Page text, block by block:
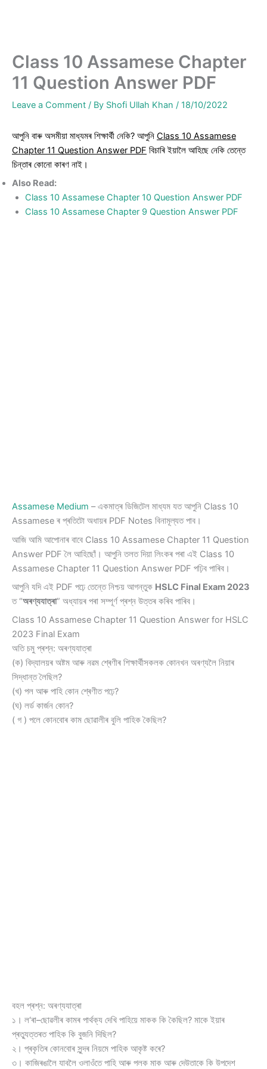
Class 10 Assamese Chapter
11 Question Answer PDF
Leave a Comment / By Shofi Ullah Khan / 18/10/2022
আপুনি বাৰু অসমীয়া মাধ্যমৰ শিক্ষাৰ্থী নেকি? আপুনি Class 10 Assamese
Chapter 11 Question Answer PDF বিচাৰি ইয়ালৈ আহিছে নেকি তেন্তে
চিন্তাৰ কোনো কাৰণ নাই।
Also Read:
Class 10 Assamese Chapter 10 Question Answer PDF
Class 10 Assamese Chapter 9 Question Answer PDF
Assamese Medium – একমাত্ৰ ডিজিটেল মাধ্যম যত আপুনি Class 10
Assamese ৰ প্ৰতিটো অধায়ৰ PDF Notes বিনামূল্যত পাব।
আজি আমি আপোনাৰ বাবে Class 10 Assamese Chapter 11 Question
Answer PDF লৈ আহিছোঁ। আপুনি তলত দিয়া লিংকৰ পৰা এই Class 10
Assamese Chapter 11 Question Answer PDF পঢ়িব পাৰিব।
আপুনি যদি এই PDF পঢ়ে তেন্তে নিশ্চয় আগন্তুক HSLC Final Exam 2023
ত “অৰণ্যযাত্ৰা” অধ্যায়ৰ পৰা সম্পূৰ্ণ প্ৰশ্ন উত্তৰ কৰিব পাৰিব।
Class 10 Assamese Chapter 11 Question Answer for HSLC
2023 Final Exam
অতি চমু প্ৰশ্ন: অৰণ্যযাত্ৰা
(ক) বিদ্যালয়ৰ অষ্টম আৰু নৱম শ্ৰেণীৰ শিক্ষাৰ্থীসকলক কোনখন অৰণ্যলৈ নিয়াৰ
সিদ্ধান্ত লৈছিল?
(খ) পল আৰু পাহি কোন শ্ৰেণীত পঢ়ে?
(ঘ) লৰ্ড কাৰ্জন কোন?
( গ ) পলে কোনবোৰ কাম ছোৱালীৰ বুলি পাহিক কৈছিল?
বহল প্ৰশ্ন: অৰণ্যযাত্ৰা
১। ল‘ৰা–ছোৱলীৰ কামৰ পাৰ্থক্য দেখি পাহিয়ে মাকক কি কৈছিল? মাকে ইয়াৰ
প্ৰত্যুত্তৰত পাহিক কি বুজনি দিছিল?
২। প্ৰকৃতিৰ কোনবোৰ সুন্দৰ নিয়মে পাহিক আকৃষ্ট কৰে?
৩। কাজিৰঙালৈ যাবলৈ ওলাওঁতে পাহি আৰু পলক মাক আৰু দেউতাকে কি উপদেশ